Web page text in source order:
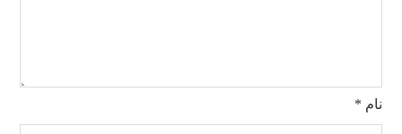
نام *